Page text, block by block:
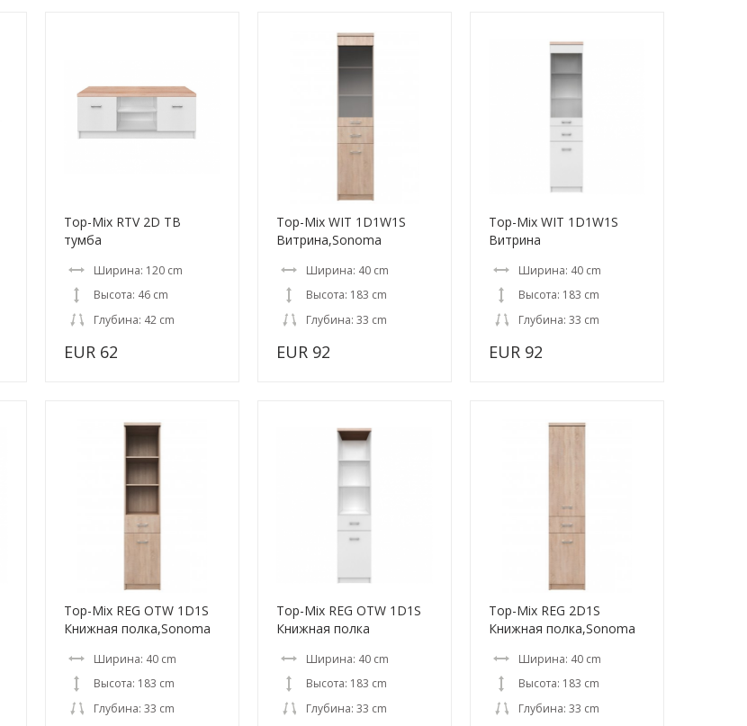
Top-Mix RTV 2D ТВ
тумба
Ширина: 120 cm
Высота: 46 cm
Глубина: 42 cm
EUR 62
Top-Mix WIT 1D1W1S
Витрина,Sonoma
Ширина: 40 cm
Высота: 183 cm
Глубина: 33 cm
EUR 92
Top-Mix WIT 1D1W1S
Витрина
Ширина: 40 cm
Высота: 183 cm
Глубина: 33 cm
EUR 92
Top-Mix REG OTW 1D1S
Книжная полка,Sonoma
Ширина: 40 cm
Высота: 183 cm
Глубина: 33 cm
Top-Mix REG OTW 1D1S
Книжная полка
Ширина: 40 cm
Высота: 183 cm
Глубина: 33 cm
Top-Mix REG 2D1S
Книжная полка,Sonoma
Ширина: 40 cm
Высота: 183 cm
Глубина: 33 cm